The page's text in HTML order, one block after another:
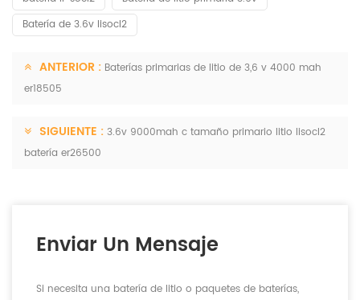
Batería de 3.6v lisocl2
ANTERIOR : Baterías primarias de litio de 3,6 v 4000 mah
er18505
SIGUIENTE : 3.6v 9000mah c tamaño primario litio lisocl2
batería er26500
Enviar Un Mensaje
Si necesita una batería de litio o paquetes de baterías,